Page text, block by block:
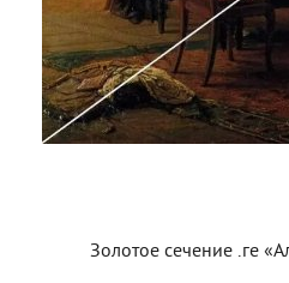
Золотое сечение .ге